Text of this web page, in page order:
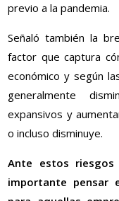
previo a la pandemia.
Señaló también la
factor que captura
económico y según
generalmente
expansivos y
o incluso disminuye.
Ante estos riesgos
importante pensar